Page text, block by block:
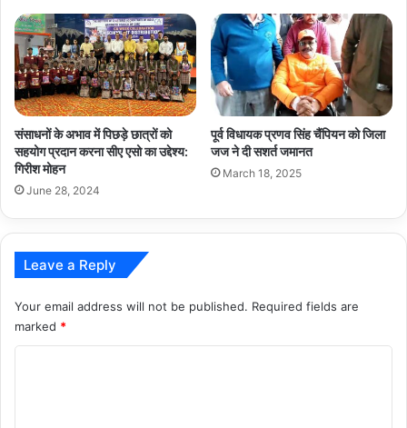
संसाधनों के अभाव में पिछड़े छात्रों को
सहयोग प्रदान करना सीए एसो का उद्देश्य:
गिरीश मोहन
June 28, 2024
पूर्व विधायक प्रणव सिंह चैंपियन को जिला
जज ने दी सशर्त जमानत
March 18, 2025
Leave a Reply
Your email address will not be published. Required fields are
marked *